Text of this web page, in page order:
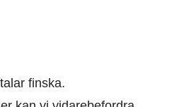
finska.